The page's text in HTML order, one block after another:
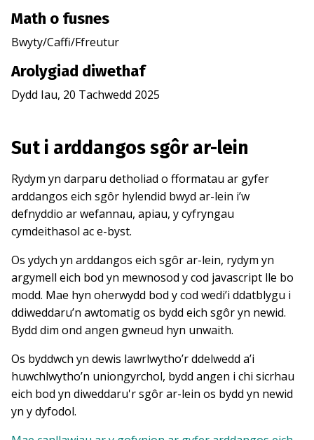
Math o fusnes
Bwyty/Caffi/Ffreutur
Arolygiad diwethaf
Dydd Iau, 20 Tachwedd 2025
Sut i arddangos sgôr ar-lein
Rydym yn darparu detholiad o fformatau ar gyfer
arddangos eich sgôr hylendid bwyd ar-lein i’w
defnyddio ar wefannau, apiau, y cyfryngau
cymdeithasol ac e-byst.
Os ydych yn arddangos eich sgôr ar-lein, rydym yn
argymell eich bod yn mewnosod y cod javascript lle bo
modd. Mae hyn oherwydd bod y cod wedi’i ddatblygu i
ddiweddaru’n awtomatig os bydd eich sgôr yn newid.
Bydd dim ond angen gwneud hyn unwaith.
Os byddwch yn dewis lawrlwytho’r ddelwedd a’i
huwchlwytho’n uniongyrchol, bydd angen i chi sicrhau
eich bod yn diweddaru'r sgôr ar-lein os bydd yn newid
yn y dyfodol.